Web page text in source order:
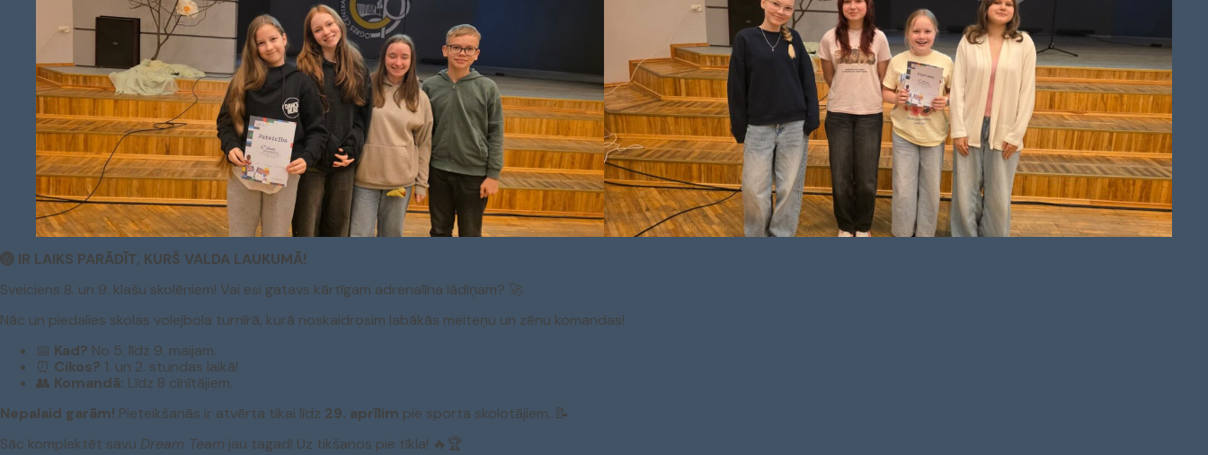
🏐 IR LAIKS PARĀDĪT, KURŠ VALDA LAUKUMĀ!
Sveiciens 8. un 9. klašu skolēniem! Vai esi gatavs kārtīgam adrenalīna lādiņam? 🚀
Nāc un piedalies skolas volejbola turnīrā, kurā noskaidrosim labākās meiteņu un zēnu komandas!
📅 Kad? No 5. līdz 9. maijam.
⏰ Cikos? 1. un 2. stundas laikā!
👥 Komandā: Līdz 8 cīnītājiem.
Nepalaid garām! Pieteikšanās ir atvērta tikai līdz 29. aprīlim pie sporta skolotājiem. 📝
Sāc komplektēt savu Dream Team jau tagad! Uz tikšanos pie tīkla! 🔥🏆